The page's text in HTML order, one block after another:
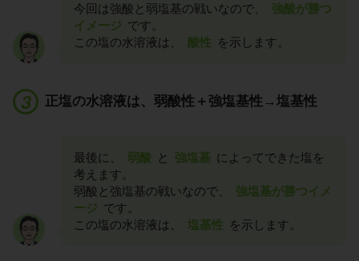
今回は強酸と弱塩基の戦いなので、
強酸が勝つ
イメージ です。
この塩の水溶液は、
酸性 を示します。
正塩の水溶液は、弱酸性＋強塩基性→塩基性
最後に、 弱酸 と 強塩基 によってできた塩を
考えます。
弱酸と強塩基の戦いなので、
強塩基が勝つイメ
ージ です。
この塩の水溶液は、
塩基性 を示します。